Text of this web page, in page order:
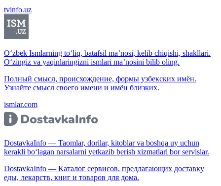
tvinfo.uz
O‘zbek Ismlarning to‘liq, batafsil ma’nosi, kelib chiqishi, shakllari.
O‘zingiz va yaqinlaringizni ismlari ma’nosini bilib oling.
Полный смысл, происхождение, формы узбекских имён.
Узнайте смысл своего имени и имён близких.
ismlar.com
DostavkaInfo — Taomlar, dorilar, kitoblar va boshqa uy uchun
kerakli bo‘lagan narsalarni yetkazib berish xizmatlari bor servislar.
DostavkaInfo — Каталог сервисов, предлагающих доставку
еды, лекарств, книг и товаров для дома.